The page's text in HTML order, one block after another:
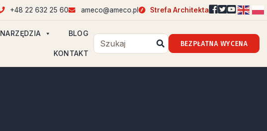
+48 22 632 25 60 ameco@ameco.pl Strefa Architekta
NARZĘDZIA BLOG
KONTAKT
BEZPŁATNA WYCENA